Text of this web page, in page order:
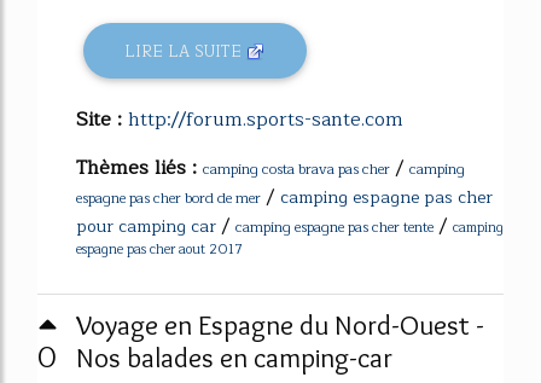
LIRE LA SUITE
Site :http://forum.sports-sante.com
Thèmes liés : camping costa brava pas cher / camping
espagne pas cher bord de mer / camping espagne pas cher
pour camping car/ camping espagne pas cher tente / camping
espagne pas cher aout 2017
0
Voyage en Espagne du Nord-Ouest -
Nos balades en camping-car